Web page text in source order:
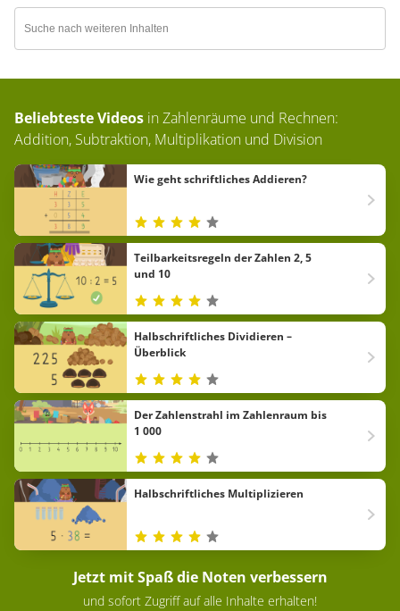
Beliebteste Videos inZahlenräume und Rechnen:
Addition, Subtraktion, Multiplikation und Division
Wie geht schriftliches Addieren?
Teilbarkeitsregeln der Zahlen 2, 5
und 10
Halbschriftliches Dividieren –
Überblick
Der Zahlenstrahl im Zahlenraum bis
1 000
Halbschriftliches Multiplizieren
Jetzt mit Spaß die Noten verbessern
und sofort Zugriff auf alle Inhalte erhalten!